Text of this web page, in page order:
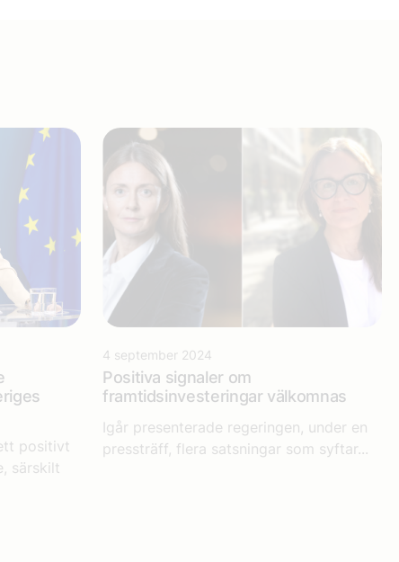
positivt
särskilt
4 september 2024
Positiva signaler om
framtidsinvesteringar välkomnas
Igår presenterade regeringen, under en
pressträff, flera satsningar som syftar...